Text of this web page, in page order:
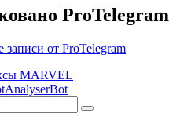
ProTelegram
записи от ProTelegram
MARVEL
Найти